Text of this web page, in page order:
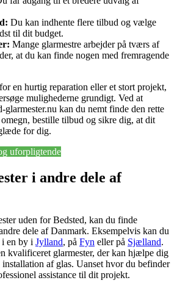
Du kan indhente flere tilbud og vælge
til dit budget.
Mange glarmestre arbejder på tværs af
at du kan finde nogen med fremragende
en hurtig reparation eller et stort projekt,
mulighederne grundigt. Ved at
glarmester.nu kan du nemt finde den rette
bestille tilbud og sikre dig, at dit
for dig.
uforpligtende
i andre dele af
uden for Bedsted, kan du finde
dele af Danmark. Eksempelvis kan du
i en by i Jylland, på Fyn eller på Sjælland.
kvalificeret glarmester, der kan hjælpe dig
af glas. Uanset hvor du befinder
assistance til dit projekt.